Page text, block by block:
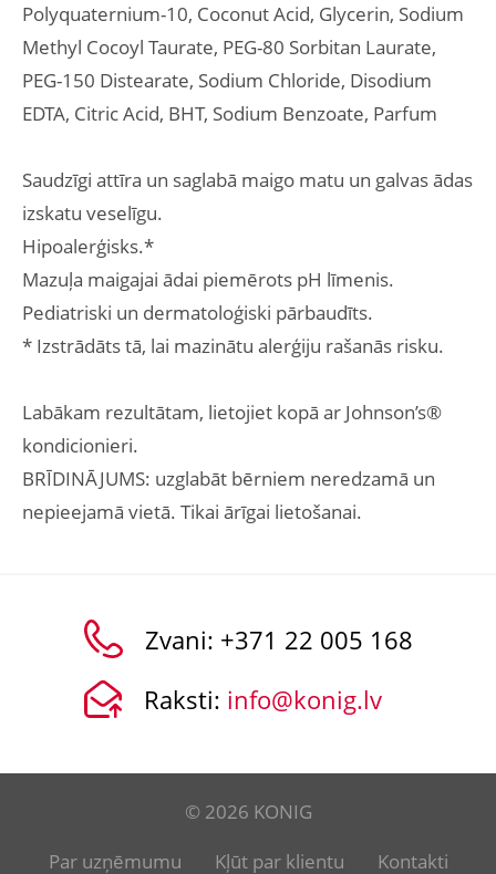
Polyquaternium-10, Coconut Acid, Glycerin, Sodium
Methyl Cocoyl Taurate, PEG-80 Sorbitan Laurate,
PEG-150 Distearate, Sodium Chloride, Disodium
EDTA, Citric Acid, BHT, Sodium Benzoate, Parfum
Saudzīgi attīra un saglabā maigo matu un galvas ādas
izskatu veselīgu.
Hipoalerģisks.*
Mazuļa maigajai ādai piemērots pH līmenis.
Pediatriski un dermatoloģiski pārbaudīts.
* Izstrādāts tā, lai mazinātu alerģiju rašanās risku.
Labākam rezultātam, lietojiet kopā ar Johnson’s®
kondicionieri.
BRĪDINĀJUMS: uzglabāt bērniem neredzamā un
nepieejamā vietā. Tikai ārīgai lietošanai.
Zvani: +371 22 005 168
Raksti: info@konig.lv
© 2026 KONIG
Par uzņēmumu
Kļūt par klientu Kontakti